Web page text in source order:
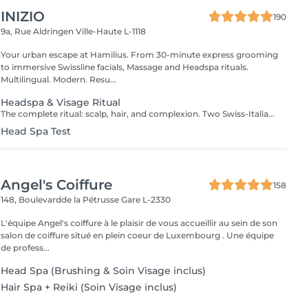
INIZIO
190
9a, Rue AldringenVille-Haute L-1118
Your urban escape at Hamilius. From 30-minute express grooming
to immersive Swissline facials, Massage and Headspa rituals.
Multilingual. Modern. Resu...
Headspa & Visage Ritual
The complete ritual: scalp, hair, and complexion. Two Swiss-Italian signatures, one private room. Two hours of complete wellness, weaving together our two signature rituals in the same private treatment room. The session opens with the full 90-minute headspa personalised scalp diagnosis, four-step protocol with Hylis, the Italian professional haircare brand crafted in Treviso followed by a tailored facial with Swissline, the Swiss skincare house founded in 1989 and celebrated worldwide for its collagen-based, skin-longevity formulas, available exclusively at Inizio in Luxembourg. Two scientific traditions, two exclusive collaborations, one continuous moment of restoration. Closed with a refined blow-dry and brushing. Our most complete wellness experience, for those who want to step out of the day entirely. Included: full Hylis headspa ritual, personalised Swissline facial, blow-dry and brushing.
Head Spa Test
Angel's Coiffure
158
148, Boulevardde la PétrusseGare L-2330
L'équipe Angel's coiffure à le plaisir de vous accueillir au sein de son
salon de coiffure situé en plein coeur de Luxembourg . Une équipe
de profess...
Head Spa (Brushing & Soin Visage inclus)
Hair Spa + Reiki (Soin Visage inclus)